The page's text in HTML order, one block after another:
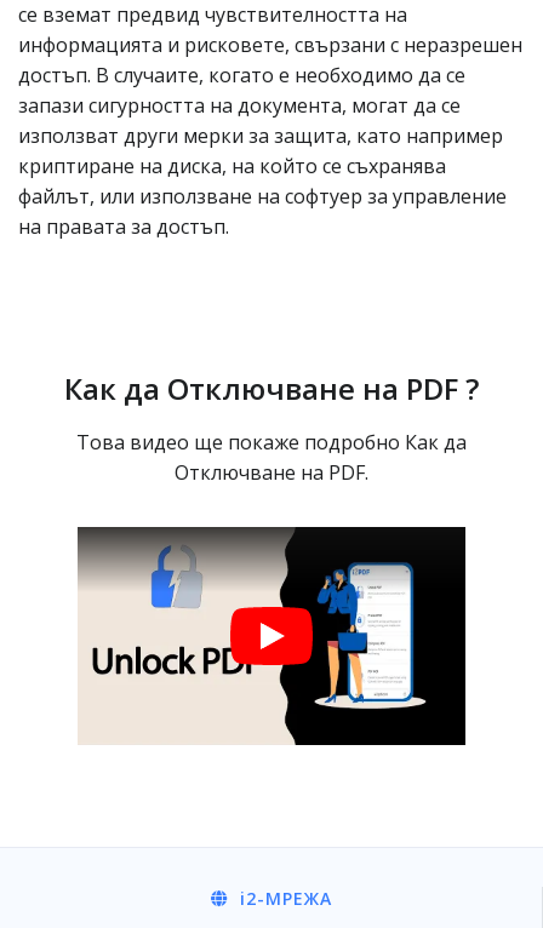
се вземат предвид чувствителността на
информацията и рисковете, свързани с неразрешен
достъп. В случаите, когато е необходимо да се
запази сигурността на документа, могат да се
използват други мерки за защита, като например
криптиране на диска, на който се съхранява
файлът, или използване на софтуер за управление
на правата за достъп.
Как да Отключване на PDF ?
Това видео ще покаже подробно Как да
Отключване на PDF.
i2-МРЕЖА